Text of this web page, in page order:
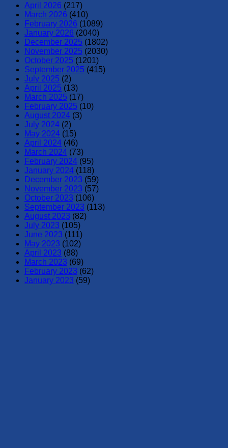
April 2026 (217)
March 2026 (410)
February 2026 (1089)
January 2026 (2040)
December 2025 (1802)
November 2025 (2030)
October 2025 (1201)
September 2025 (415)
July 2025 (2)
April 2025 (13)
March 2025 (17)
February 2025 (10)
August 2024 (3)
July 2024 (2)
May 2024 (15)
April 2024 (46)
March 2024 (73)
February 2024 (95)
January 2024 (118)
December 2023 (59)
November 2023 (57)
October 2023 (106)
September 2023 (113)
August 2023 (82)
July 2023 (105)
June 2023 (111)
May 2023 (102)
April 2023 (88)
March 2023 (69)
February 2023 (62)
January 2023 (59)